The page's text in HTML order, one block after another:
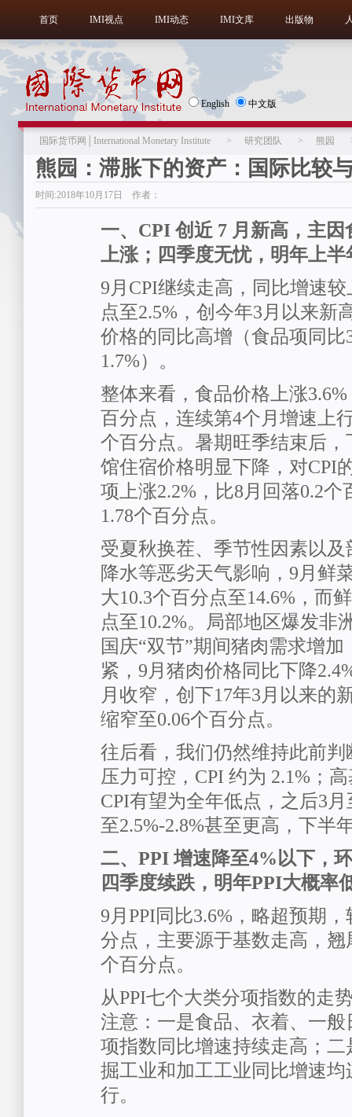
首页 IMI视点 IMI动态 IMI文库 出版物
English 中文版
国际货币网│International Monetary Institute > 研究团队 > 熊园
熊园：滞胀下的资产：国际比较
时间:2018年10月17日 作者：
一、CPI 创近 7 月新高，主
上涨；四季度无忧，明年上半
9月CPI继续走高，同比增速
点至2.5%，创今年3月以来新
价格的同比高增（食品项同比
1.7%）。
整体来看，食品价格上涨
百分点，连续第4个月增速上
个百分点。暑期旺季结束后
馆住宿价格明显下降，对CPI
项上涨2.2%，比8月回落0.2个
1.78个百分点。
受夏秋换茬、季节性因素以
降水等恶劣天气影响，9月鲜
大10.3个百分点至14.6%，而
点至10.2%。局部地区爆发非
国庆“双节”期间猪肉需求增
紧，9月猪肉价格同比下降
月收窄，创下17年3月以来的
缩窄至0.06个百分点。
往后看，我们仍然维持此前
压力可控，CPI 约为 2.1%；
CPI有望为全年低点，之后3
至2.5%-2.8%甚至更高，下半
二、PPI 增速降至4%以下，
四季度续跌，明年PPI大概率
9月PPI同比3.6%，略超预期
分点，主要源于基数走高，
个百分点。
从PPI七个大类分项指数的走
注意：一是食品、衣着、一
项指数同比增速持续走高；
掘工业和加工工业同比增速
行。